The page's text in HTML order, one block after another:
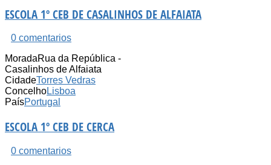
ESCOLA 1º CEB DE CASALINHOS DE ALFAIATA
0 comentarios
MoradaRua da República -
Casalinhos de Alfaiata
CidadeTorres Vedras
ConcelhoLisboa
PaísPortugal
ESCOLA 1º CEB DE CERCA
0 comentarios